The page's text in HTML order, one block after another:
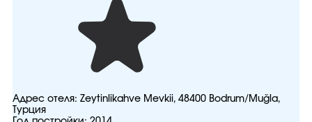
Адрес отеля: Zeytinlikahve Mevkii, 48400 Bodrum/Muğla,
Турция